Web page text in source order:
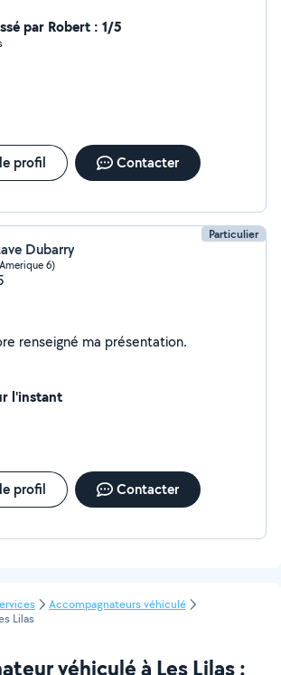
par Robert : 1/5
profil Contacter
Particulier
Dubarry
6)
Je n'ai pas encore renseigné ma présentation.
l'instant
profil Contacter
Accompagnateurs véhiculé
Lilas
véhiculé à Les Lilas :